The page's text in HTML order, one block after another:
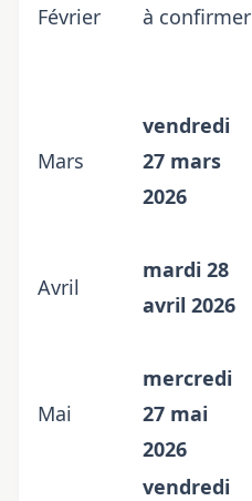
Février à confirmer
Mars
vendredi
27 mars
2026
Avril
mardi 28
avril 2026
Mai
mercredi
27 mai
2026
vendredi